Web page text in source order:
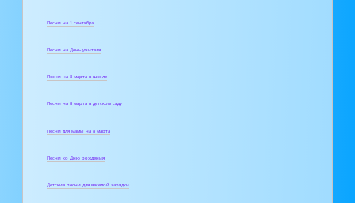
Песни на 1 сентября
Песни на День учителя
Песни на 8 марта в школе
Песни на 8 марта в детском саду
Песни для мамы на 8 марта
Песни ко Дню рождения
Детские песни для веселой зарядки